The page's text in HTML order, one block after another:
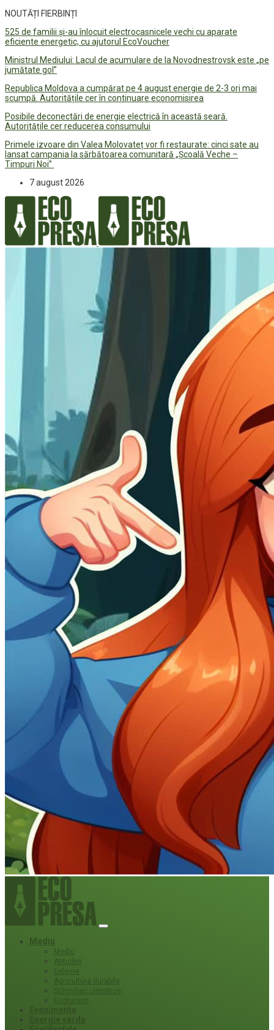
NOUTĂȚI FIERBINȚI
525 de familii și-au înlocuit electrocasnicele vechi cu aparate
eficiente energetic, cu ajutorul EcoVoucher
Ministrul Mediului: Lacul de acumulare de la Novodnestrovsk este „pe
jumătate gol”
Republica Moldova a cumpărat pe 4 august energie de 2-3 ori mai
scumpă. Autoritățile cer în continuare economisirea
Posibile deconectări de energie electrică în această seară.
Autoritățile cer reducerea consumului
Primele izvoare din Valea Molovateț vor fi restaurate: cinci sate au
lansat campania la sărbătoarea comunitară „Școală Veche –
Timpuri Noi”
7 august 2026
Mediu
Mediu
Atitudini
Externe
Agricultura durabila
Schimbari climatice
Ecoturism